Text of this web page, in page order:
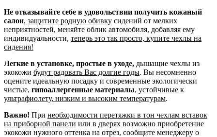
Не отказывайте себе в удовольствии получить кожаный
салон, защитите родную обивку сидений от мелких
неприятностей, меняйте облик автомобиля, добавляя ему
индивидуальности, теперь это так просто, купите чехлы на
сидения!
Легкие в установке, простые в уходе, дышащие чехлы из
экокожи будут радовать Вас долгие годы. Вы несомненно
оцените идеальную посадку и современные экологически
чистые, гипоаллергенные материалы, устойчивые к
ультрафиолету, низким и высоким температурам.
Важно! При необходимости перетяжки в тон чехлам вставок
на приборной панели или в дверях возможно приобретение
экокожи нужного оттенка на отрез, сообщите менеджеру о